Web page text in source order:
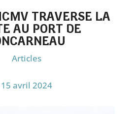
TRAVERSE LA
AU PORT DE
Articles
15 avril 2024